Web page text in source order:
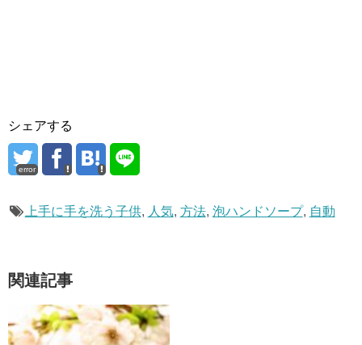
シェアする
error
上手に手を洗う子供, 人気, 方法, 泡ハンドソープ, 自動
関連記事